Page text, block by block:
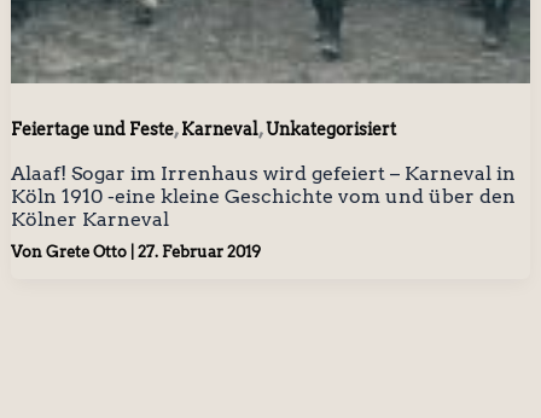
Feiertage und Feste,Karneval,Unkategorisiert
Alaaf! Sogar im Irrenhaus wird gefeiert – Karneval in
Köln 1910 -eine kleine Geschichte vom und über den
Kölner Karneval
Von Grete Otto 27. Februar 2019